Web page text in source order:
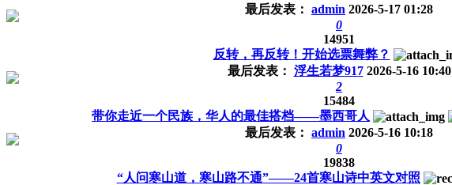
最后发表： admin 2026-5-17 01:28
0
14951
反转，再反转！开始选票舞弊？
最后发表： 浮生若梦917 2026-5-16 10:40
2
15484
带你走近一个民族，华人的最佳搭档——墨西哥人
最后发表： admin 2026-5-16 10:18
0
19838
“人问寒山道，寒山路不通”——24首寒山诗中英文对照